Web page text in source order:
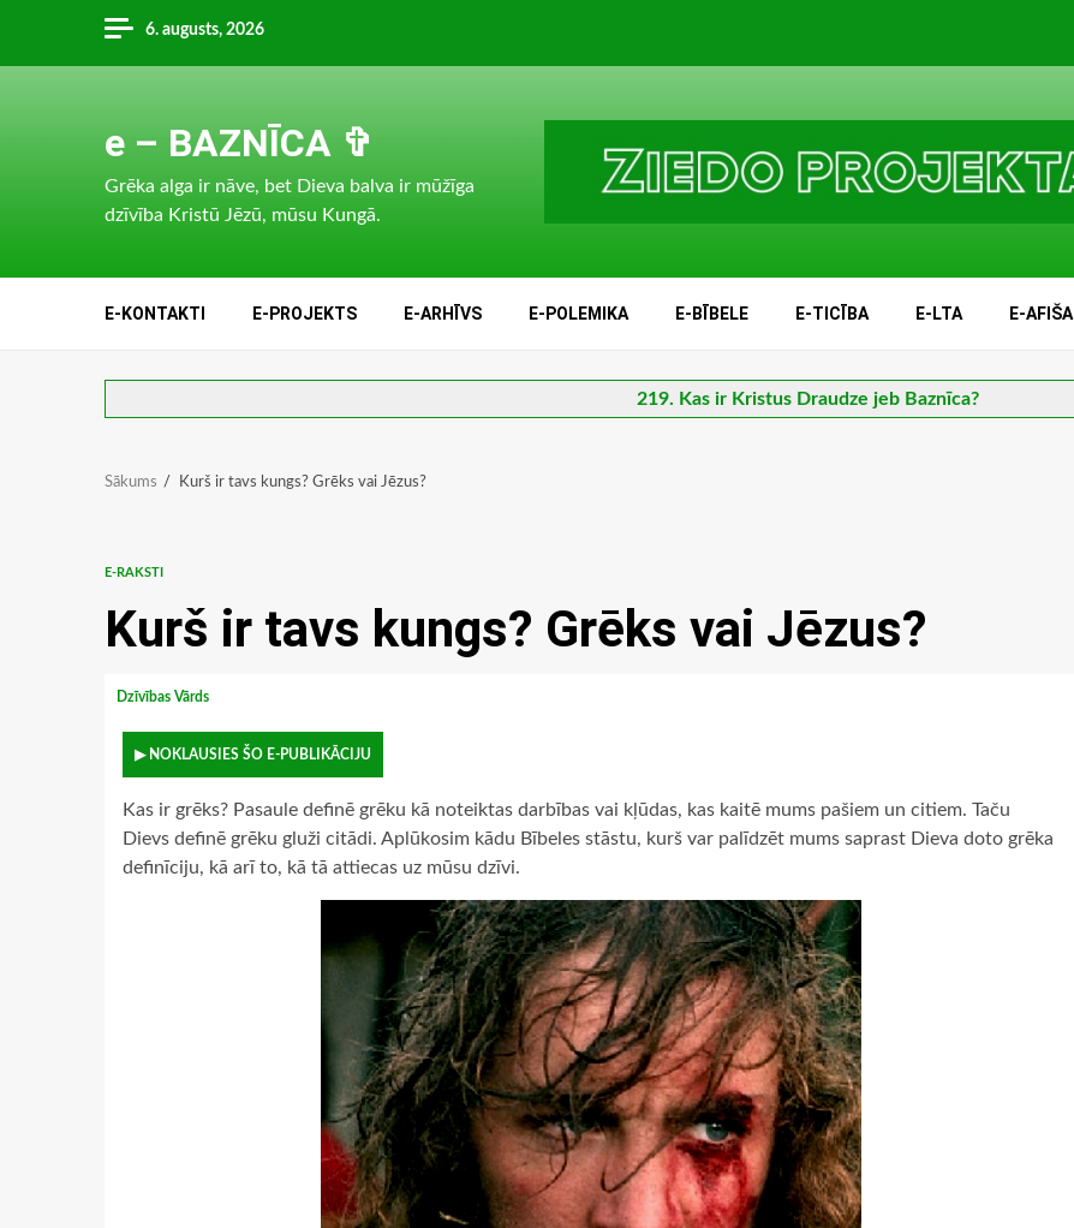
content
6. augusts, 2026
e – BAZNĪCA ✞
Grēka alga ir nāve, bet Dieva balva ir mūžīga
dzīvība Kristū Jēzū, mūsu Kungā.
E-KONTAKTI E-PROJEKTS E-ARHĪVS E-POLEMIKA E-BĪBELE E-TICĪBA E-LTA E-AFIŠA
219. Kas ir Kristus Draudze jeb Baznīca?
Sākums Kurš ir tavs kungs? Grēks vai Jēzus?
E-RAKSTI
Kurš ir tavs kungs? Grēks vai Jēzus?
Dzīvības Vārds
▶ NOKLAUSIES ŠO E-PUBLIKĀCIJU
Kas ir grēks? Pasaule definē grēku kā noteiktas darbības vai kļūdas, kas kaitē mums pašiem un citiem. Taču
Dievs definē grēku gluži citādi. Aplūkosim kādu Bībeles stāstu, kurš var palīdzēt mums saprast Dieva doto grēka
definīciju, kā arī to, kā tā attiecas uz mūsu dzīvi.